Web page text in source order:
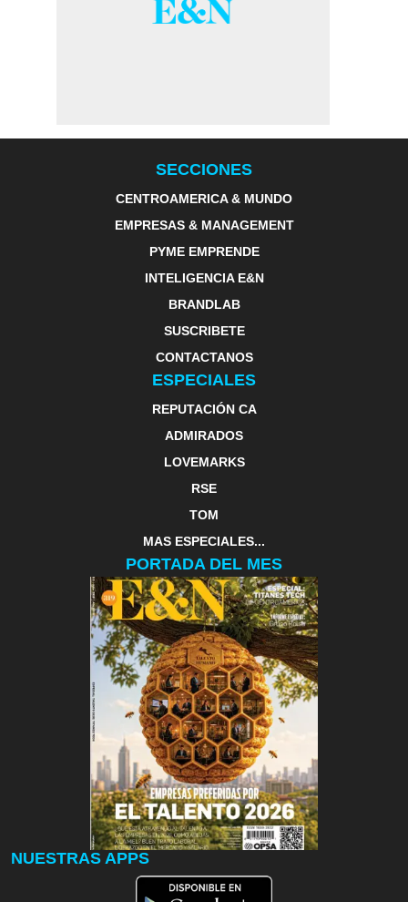
SECCIONES
CENTROAMERICA & MUNDO
EMPRESAS & MANAGEMENT
PYME EMPRENDE
INTELIGENCIA E&N
BRANDLAB
SUSCRIBETE
CONTACTANOS
ESPECIALES
REPUTACIÓN CA
ADMIRADOS
LOVEMARKS
RSE
TOM
MAS ESPECIALES...
PORTADA DEL MES
NUESTRAS APPS